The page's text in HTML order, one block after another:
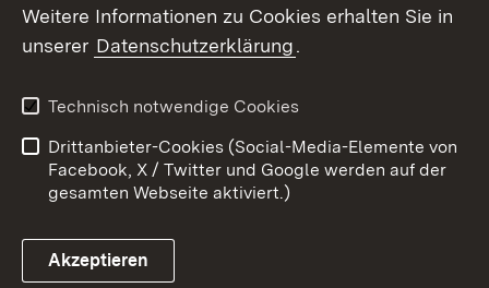
Link zum Landesportal
Kontakt
Datenschutz
Barrierefreiheit
Impressum Cookies
Weitere Informationen zu Cookies erhalten Sie in
unserer Datenschutzerklärung.
Technisch notwendige Cookies
Drittanbieter-Cookies (Social-Media-Elemente von
Facebook, X / Twitter und Google werden auf der
gesamten Webseite aktiviert.)
Akzeptieren